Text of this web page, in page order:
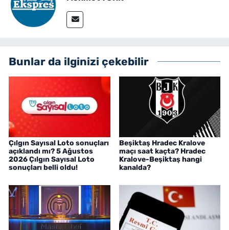
Bunlar da ilginizi çekebilir
Çılgın Sayısal Loto sonuçları
açıklandı mı? 5 Ağustos
2026 Çılgın Sayısal Loto
sonuçları belli oldu!
Beşiktaş Hradec Kralove
maçı saat kaçta? Hradec
Kralove-Beşiktaş hangi
kanalda?